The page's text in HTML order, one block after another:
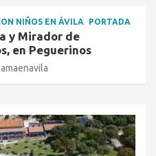
NIÑOS EN ÁVILA PORTADA
y Mirador de
en Peguerinos